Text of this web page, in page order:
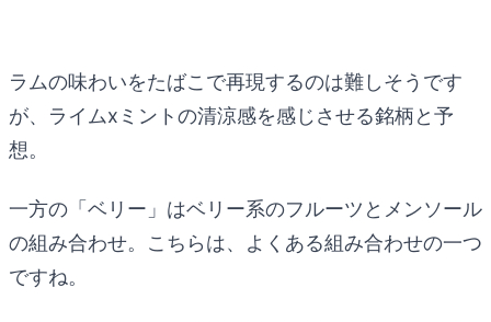
ラムの味わいをたばこで再現するのは難しそうです
が、ライムxミントの清涼感を感じさせる銘柄と予
想。
一方の「ベリー」はベリー系のフルーツとメンソール
の組み合わせ。こちらは、よくある組み合わせの一つ
ですね。